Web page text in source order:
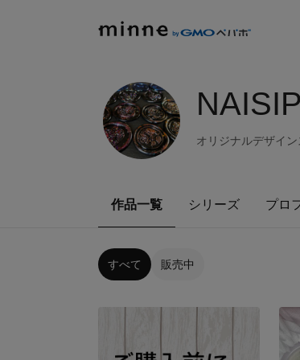
オリジナルデザイ
作品一覧 シリーズ プロ
すべて 販売中